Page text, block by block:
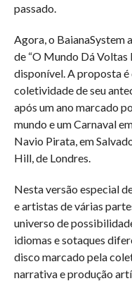
passado.
Agora, o BaianaSystem
de “O Mundo Dá Voltas
disponível. A proposta
coletividade de seu
após um ano marcado
mundo e um Carnaval
Navio Pirata, em
Hill, de Londres.
Nesta versão especial
e artistas de várias
universo de
idiomas e sotaques
disco marcado pela
narrativa e produção